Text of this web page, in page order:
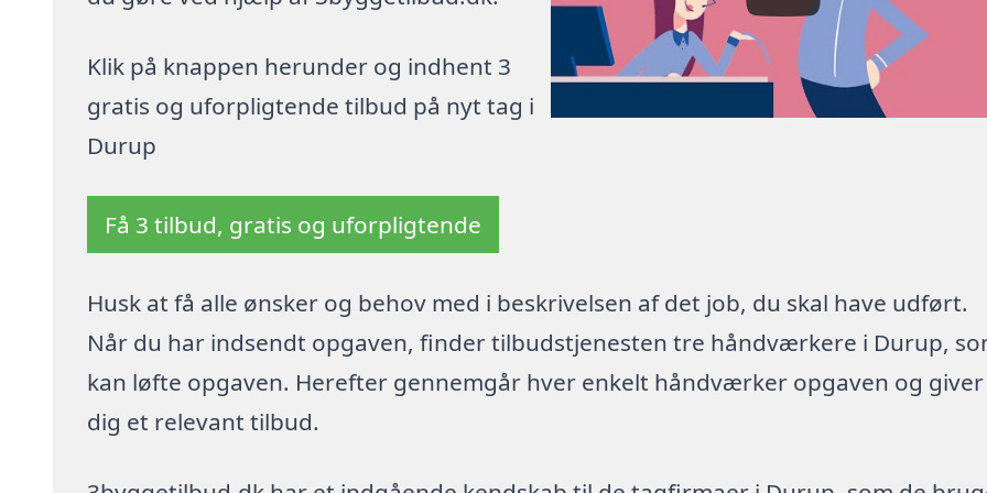
Klik på knappen herunder og indhent 3
gratis og uforpligtende tilbud på nyt tag i
Durup
Få 3 tilbud, gratis og uforpligtende
Husk at få alle ønsker og behov med i beskrivelsen af det job, du skal have udført.
Når du har indsendt opgaven, finder tilbudstjenesten tre håndværkere i Durup,
kan løfte opgaven. Herefter gennemgår hver enkelt håndværker opgaven og giver
dig et relevant tilbud.